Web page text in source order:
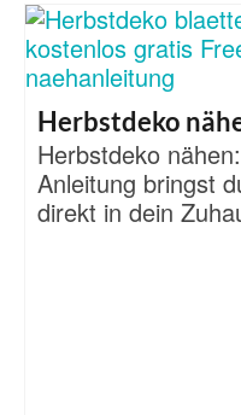
Herbstdeko
Herbstdeko
Anleitung bringst
direkt in dein